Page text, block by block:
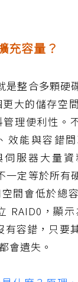
充容量？
是整合多顆硬
大的儲存空
理便利性。
效能與容錯
伺服器大量
一定等於所有
間會低於總
RAID0，顯
有容錯，只要
會遺失。